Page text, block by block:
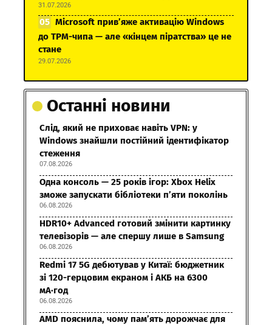
31.07.2026
Microsoft прив’яже активацію Windows
до TPM-чипа — але «кінцем піратства» це не
стане
29.07.2026
Останні новини
Слід, який не приховає навіть VPN: у
Windows знайшли постійний ідентифікатор
стеження
07.08.2026
Одна консоль — 25 років ігор: Xbox Helix
зможе запускати бібліотеки п’яти поколінь
06.08.2026
HDR10+ Advanced готовий змінити картинку
телевізорів — але спершу лише в Samsung
06.08.2026
Redmi 17 5G дебютував у Китаї: бюджетник
зі 120-герцовим екраном і АКБ на 6300
мА·год
06.08.2026
AMD пояснила, чому пам’ять дорожчає для